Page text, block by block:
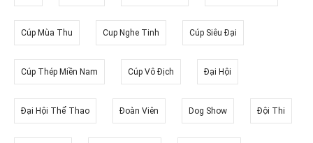
Cúp Mùa Thu Cup Nghe Tinh Cúp Siêu Đại
Cúp Thép Miền Nam Cúp Vô Địch Đại Hội
Đại Hội Thể Thao Đoàn Viên Dog Show Đội Thi